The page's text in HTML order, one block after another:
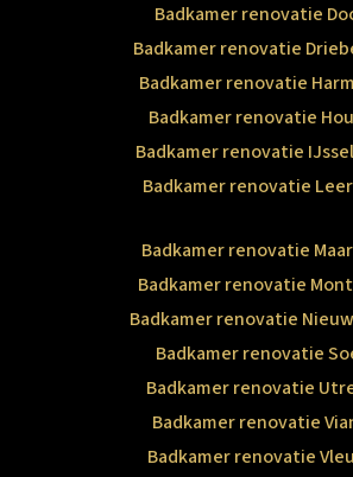
Badkamer renovatie
Badkamer renovatie
Badkamer renovatie
Badkamer renovatie
Badkamer renovatie
Badkamer renovatie
Badkamer renovatie
Badkamer renovatie
Badkamer renovatie
Badkamer renovatie
Badkamer renovatie
Badkamer renovatie
Badkamer renovatie